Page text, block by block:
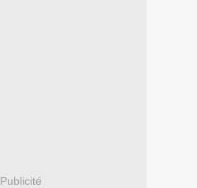
Publicité